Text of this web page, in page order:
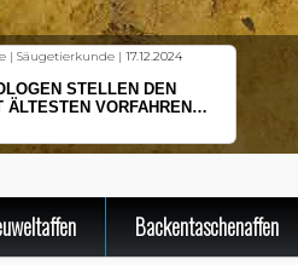
| Säugetierkunde | 17.12.2024
STELLEN DEN
ÄLTESTEN VORFAHREN
Backentaschenaffen